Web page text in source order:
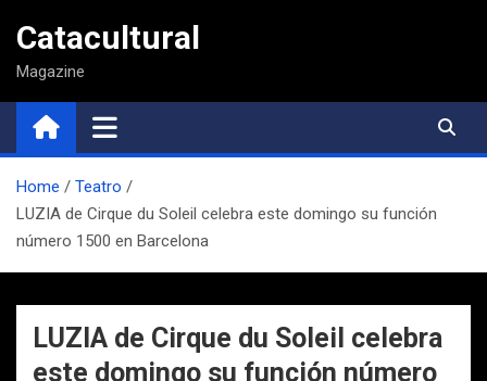
contenido
Catacultural
Magazine
Home
Teatro
LUZIA de Cirque du Soleil celebra este domingo su función
número 1500 en Barcelona
LUZIA de Cirque du Soleil celebra
este domingo su función número